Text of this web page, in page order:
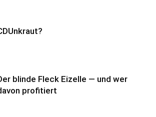
blinde Fleck Eizelle — und wer
profitiert